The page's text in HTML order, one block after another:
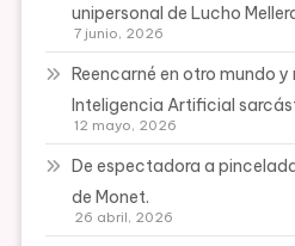
unipersonal de Lucho
7 junio, 2026
Reencarné en otro mundo
Inteligencia Artificial
12 mayo, 2026
De espectadora a
de Monet.
26 abril, 2026